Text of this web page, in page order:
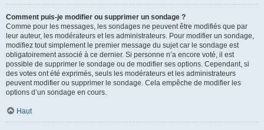
Comment puis-je modifier ou supprimer un sondage ?
Comme pour les messages, les sondages ne peuvent être modifiés que par
leur auteur, les modérateurs et les administrateurs. Pour modifier un sondage,
modifiez tout simplement le premier message du sujet car le sondage est
obligatoirement associé à ce dernier. Si personne n’a encore voté, il est
possible de supprimer le sondage ou de modifier ses options. Cependant, si
des votes ont été exprimés, seuls les modérateurs et les administrateurs
peuvent modifier ou supprimer le sondage. Cela empêche de modifier les
options d’un sondage en cours.
Haut